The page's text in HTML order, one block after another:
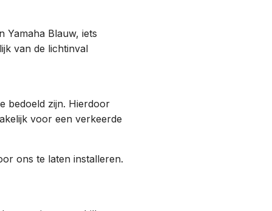
Yamaha Blauw, iets
van de lichtinval
bedoeld zijn. Hierdoor
voor een verkeerde
ons te laten installeren.